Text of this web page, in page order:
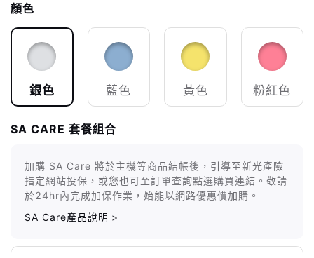
顏色
銀色 藍色 黃色 粉紅色
SA CARE 套餐組合
加購 SA Care 將於主機等商品結帳後，引導至新光產險
指定網站投保，或您也可至訂單查詢點選購買連結。敬請
於24hr內完成加保作業，始能以網路優惠價加購。
SA Care產品說明 >